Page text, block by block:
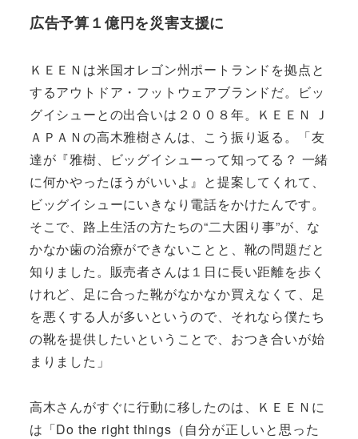
広告予算１億円を災害支援に
ＫＥＥＮは米国オレゴン州ポートランドを拠点と
するアウトドア・フットウェアブランドだ。ビッ
グイシューとの出合いは２００８年。ＫＥＥＮ Ｊ
ＡＰＡＮの高木雅樹さんは、こう振り返る。「友
達が『雅樹、ビッグイシューって知ってる？ 一緒
に何かやったほうがいいよ』と提案してくれて、
ビッグイシューにいきなり電話をかけたんです。
そこで、路上生活の方たちの“二大困り事”が、な
かなか歯の治療ができないことと、靴の問題だと
知りました。販売者さんは１日に長い距離を歩く
けれど、足に合った靴がなかなか買えなくて、足
を悪くする人が多いというので、それなら僕たち
の靴を提供したいということで、おつき合いが始
まりました」
高木さんがすぐに行動に移したのは、ＫＥＥＮに
は「Do the right things（自分が正しいと思った